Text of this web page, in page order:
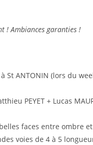
! Ambiances garanties !
St ANTONIN (lors du
PEYET + Lucas
faces entre ombre
voies de 4 à 5